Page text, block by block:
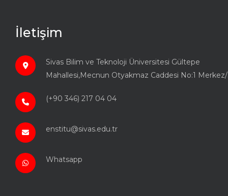
İletişim
Sivas Bilim ve Teknoloji Üniversitesi Gültepe
Mahallesi,Mecnun Otyakmaz Caddesi No:1
(+90 346) 217 04 04
enstitu@sivas.edu.tr
Whatsapp